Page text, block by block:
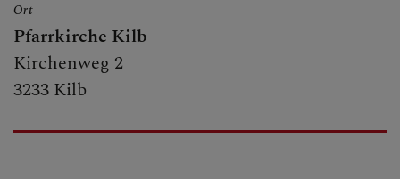
FRAGEN
Ort
Pfarrkirche Kilb
Kirchenweg 2
3233 Kilb